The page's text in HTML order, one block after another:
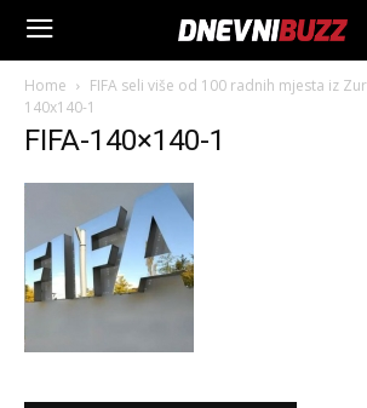
Home FIFA seli više od 100 radnih mjesta iz
140x140-1
FIFA-140×140-1